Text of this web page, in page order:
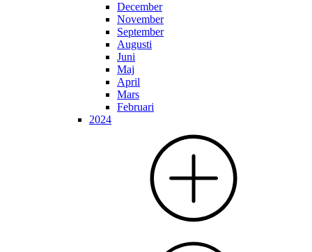
December
November
September
Augusti
Juni
Maj
April
Mars
Februari
2024